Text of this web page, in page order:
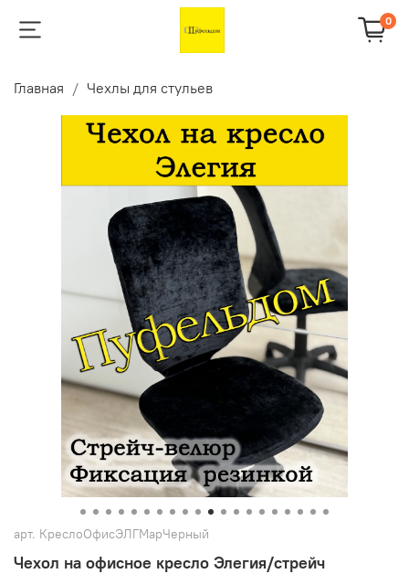
0
Главная Чехлы для стульев
арт. КреслоОфисЭЛГМарЧерный
Чехол на офисное кресло Элегия/стрейч